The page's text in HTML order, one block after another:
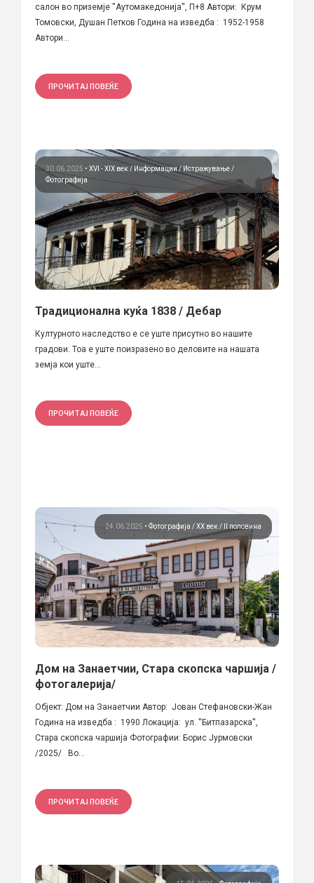
салон во приземје ''Аутомакедонија'', П+8 Автори: Крум
Томовски, Душан Петков Година на изведба : 1952-1958
Автори...
ПРОЧИТАЈ ПОВЕЌЕ
30.06.2025 • XVI - XIX век Информации
Истражување
Фотографија
Традиционална куќa 1838 / Дебар
Културното наследство е се уште присутно во нашите
градови. Тоа е уште поизразено во деловите на нашата
земја кои уште...
ПРОЧИТАЈ ПОВЕЌЕ
24.06.2025 • Фотографија ХХ век / II половина
Дом на Занаетчии, Стара скопска чаршија /
фотогалерија/
Објект: Дом на Занаетчии Автор: Јован Стефановски-Жан
Година на изведба : 1990 Локација: ул. ''Битпазарска'',
Стара скопска чаршија Фотографии: Борис Јурмовски
/2025/ Во...
ПРОЧИТАЈ ПОВЕЌЕ